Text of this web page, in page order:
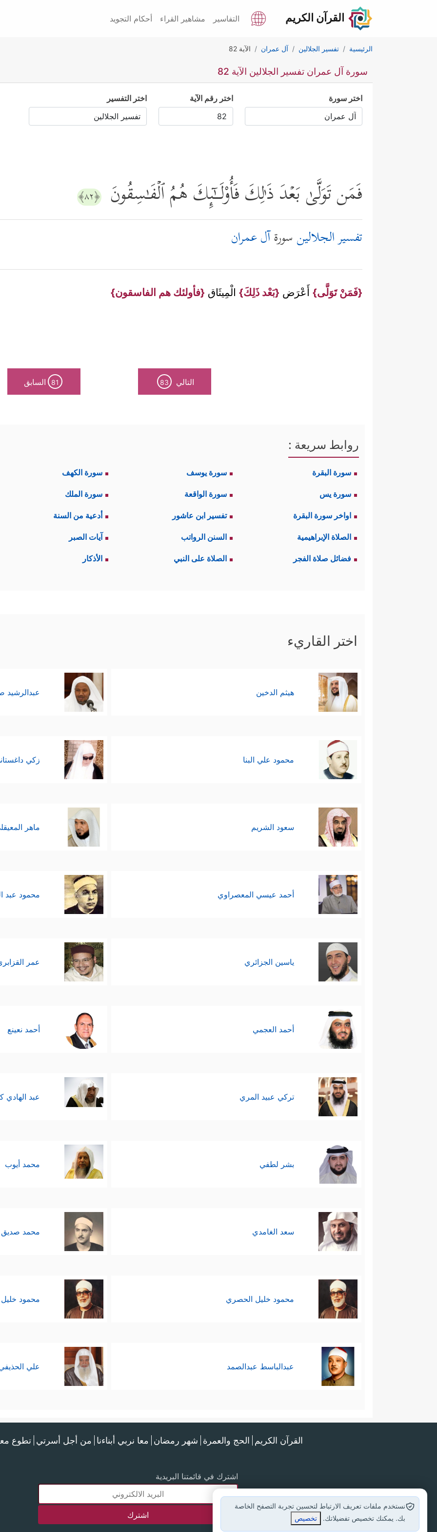
القرآن الكريم التفاسير مشاهير القراء أحكام التجويد
الرئيسية تفسير الجلالين آل عمران الآية 82
سورة آل عمران تفسير الجلالين الآية 82
اختر سورة اختر رقم الآية اختر التفسير
فَمَن تَوَلَّىٰ بَعۡدَ ذَ ٰ⁠لِكَ فَأُوْلَــٰۤىِٕكَ هُمُ ٱلۡفَـٰسِقُونَ ﴿٨٢﴾
تفسير الجلالين سورةآل عمران
{فَمَنْ تَوَلَّى} أَعْرَض {بَعْد ذَلِكَ} الْمِيثَاق {فأولئك هم الفاسقون}
التالي 83
81 السابق
روابط سريعة :
سورة البقرة سورة يوسف سورة الكهف
سورة يس سورة الواقعة سورة الملك
اواخر سورة البقرة تفسير ابن عاشور أدعية من السنة
الصلاة الإبراهيمية السنن الرواتب آيات الصبر
فضائل صلاة الفجر الصلاة على النبي الأذكار
اختر القاريء
هيثم الدخين عبدالرشيد
محمود علي البنا زكي
سعود الشريم ماهر
أحمد عيسي المعصراوي محمود عبد
ياسين الجزائري عمر
أحمد العجمي أحمد نعينع
تركي عبيد المري عبد الهادي
بشر لطفي محمد أيوب
سعد الغامدي محمد صديق
محمود خليل الحصري محمود
عبدالباسط عبدالصمد علي
القرآن الكريم الحج والعمرة شهر رمضان معا نربي أبناءنا من أجل أسرتي تطوع
اشترك في قائمتنا البريدية
نستخدم ملفات تعريف الارتباط لتحسين تجربة التصفح الخاصة
بك. يمكنك تخصيص تفضيلاتك.
تخصيص